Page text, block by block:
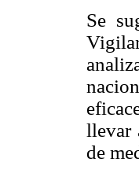
Se
llevar
de